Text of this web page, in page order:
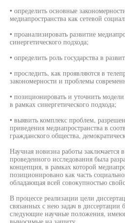
• определить основные
медиапространства как сетевой
• проанализировать развитие
синергетического подхода;
• определить роль государства в
• проследить, как проявляются в
закономерности и проблемы
• позиционировать и уточнить модели
в рамках синергетического подхода;
• выявить комплекс проблем,
приведения медиапространства в
гражданского общества,
Научная новизна работы заключается
проведенного исследования была
концепция, в рамках которой
позиционировано как часть
обладающая всей совокупностью
В процессе реализации цели
связанных с нею задач в диссертации
следующие научные положения,